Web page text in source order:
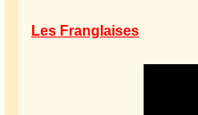
Les Franglaises